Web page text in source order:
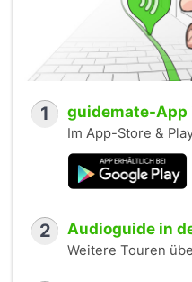
1 guidemate-App
Im App-Store &
2 Audioguide in
Weitere Touren